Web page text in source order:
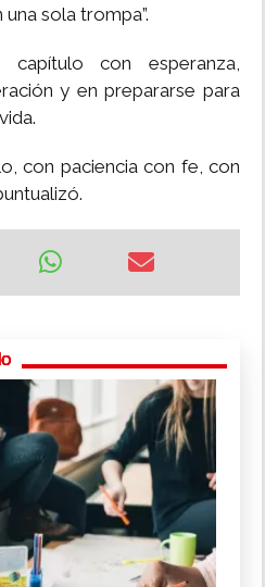
sola trompa”.
capítulo con esperanza,
y en prepararse para
con paciencia con fe, con